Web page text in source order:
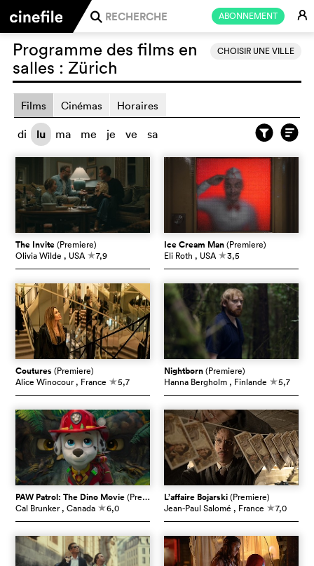
ABONNEMENT E
j
CHOISIR UNE VILLE
Programme des films en
salles : Zürich
Films Cinémas Horaires
di lu ma me je ve sa
The Invite(Premiere)
Olivia Wilde , USA c7,9
Ice Cream Man(Premiere)
Eli Roth , USA c3,5
Coutures (Premiere)
Alice Winocour , France c5,7
Nightborn(Premiere)
Hanna Bergholm , Finlande c5,7
PAW Patrol: The Dino Movie(Premiere)
Cal Brunker , Canada c6,0
L’affaire Bojarski(Premiere)
Jean-Paul Salomé , France c7,0